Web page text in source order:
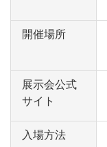
開催場所
展示会公式
サイト
入場方法